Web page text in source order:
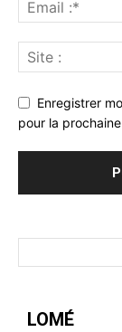
Enregistrer
pour la
LOMÉ